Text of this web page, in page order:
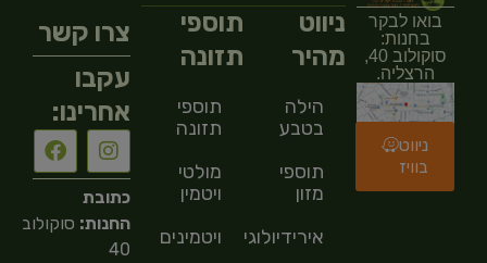
בואו לבקר
בחנות:
סוקולוב 40,
הרצליה.
ניווט
בוויז
ניווט
מהיר
הילה
בטבע
תוספי
מזון
אירידיולוגיה
תוספי
תזונה
תוספי
תזונה
מולטי
ויטמין
ויטמינים
צרו קשר
עקבו
אחרינו:
כתובת
החנות: סוקולוב
40